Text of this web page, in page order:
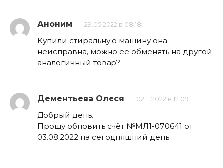
Аноним 29.05.2022 в 08:18
Купили стиральную машину она
неисправна, можно её обменять на другой
аналогичный товар?
Дементьева Олеся 02.11.2022 в 12:09
Добрый день.
Прошу обновить счёт №МЛ1-070641 от
03.08.2022 на сегодняшний день